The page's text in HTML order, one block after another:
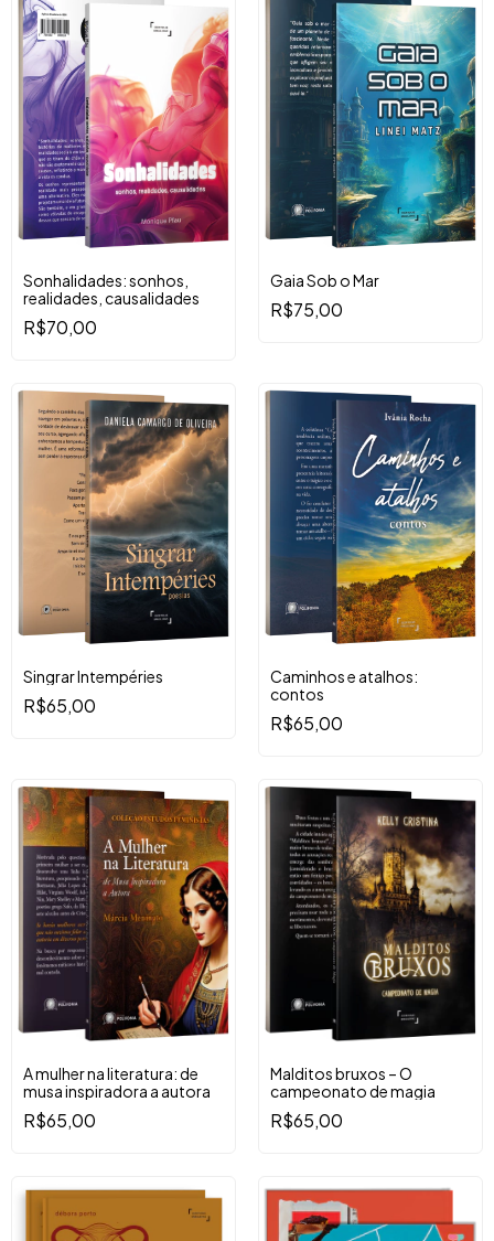
Sonhalidades: sonhos,
realidades, causalidades
R$70,00
Gaia Sob o Mar
R$75,00
Singrar Intempéries
R$65,00
Caminhos e atalhos:
contos
R$65,00
A mulher na literatura: de
musa inspiradora a autora
R$65,00
Malditos bruxos – O
campeonato de magia
R$65,00